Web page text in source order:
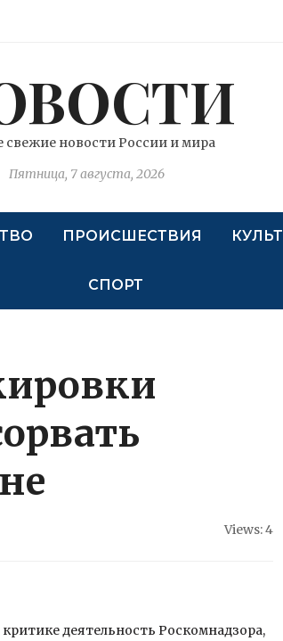
свежие новости России и мира
Пятница, 7 августа, 2026
ПРОИСШЕСТВИЯ КУЛЬТ
СПОРТ
Views: 4
деятельность Роскомнадзора,